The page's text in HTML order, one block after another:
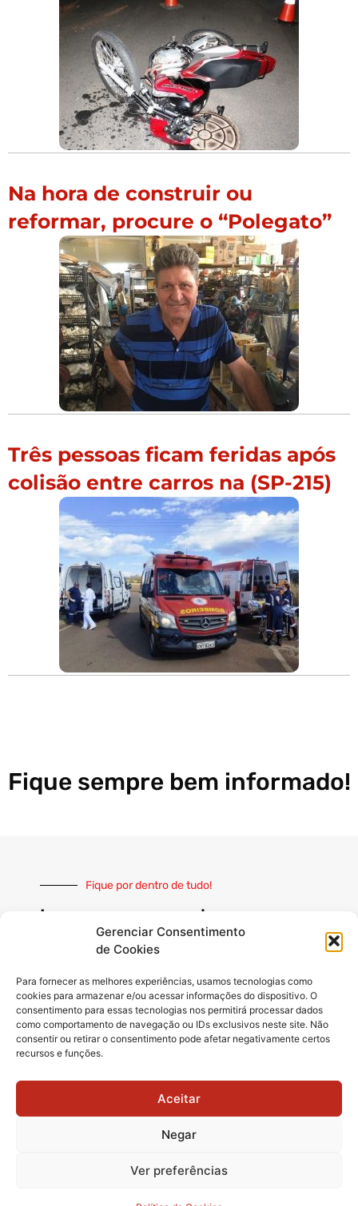
Gerenciar Consentimento
de Cookies
Para fornecer as melhores experiências, usamos tecnologias como
cookies para armazenar e/ou acessar informações do dispositivo. O
consentimento para essas tecnologias nos permitirá processar dados
como comportamento de navegação ou IDs exclusivos neste site. Não
consentir ou retirar o consentimento pode afetar negativamente certos
recursos e funções.
Aceitar
Negar
Ver preferências
Na hora de construir ou
reformar, procure o “Polegato”
Três pessoas ficam feridas após
colisão entre carros na (SP-215)
Fique sempre bem informado!
Fique por dentro de tudo!
Inscreva-se e receba nossas
notícias sempre atualizadas
INSCREVER